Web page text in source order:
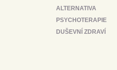
ALTERNATIVA
PSYCHOTERAPIE
DUŠEVNÍ ZDRAVÍ